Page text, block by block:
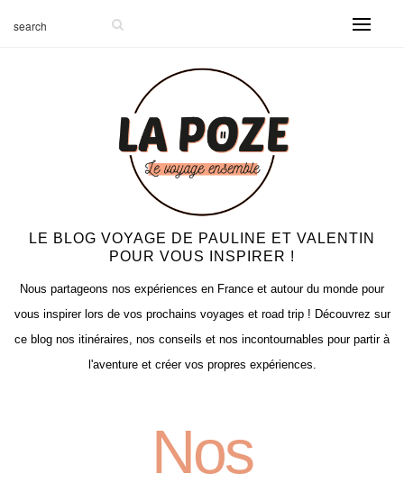
LE BLOG VOYAGE DE PAULINE ET VALENTIN
POUR VOUS INSPIRER !
Nous partageons nos expériences en France et autour du monde pour
vous inspirer lors de vos prochains voyages et road trip ! Découvrez sur
ce blog nos itinéraires, nos conseils et nos incontournables pour partir à
l'aventure et créer vos propres expériences.
Nos